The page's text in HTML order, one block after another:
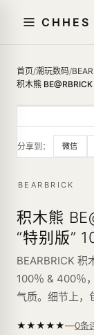
CHHES
首页/潮玩数码/
积木熊
分享到： 微信
BEARBRICK
积木熊
“特别版”
BEARBRICK 积
100％ & 400％
气质。细节上，
★★★★★—0条